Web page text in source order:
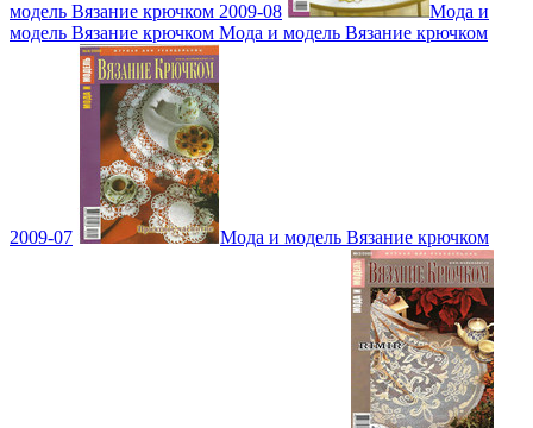
модель Вязание крючком 2009-08
Мода и
модель Вязание крючком Мода и модель Вязание крючком
2009-07 Мода и модель Вязание крючком